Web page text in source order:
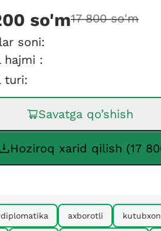
so'm17 800 so'm
soni:
hajmi :
turi:
Savatga qo’shish
Hoziroq xarid qilish (17
axborotli